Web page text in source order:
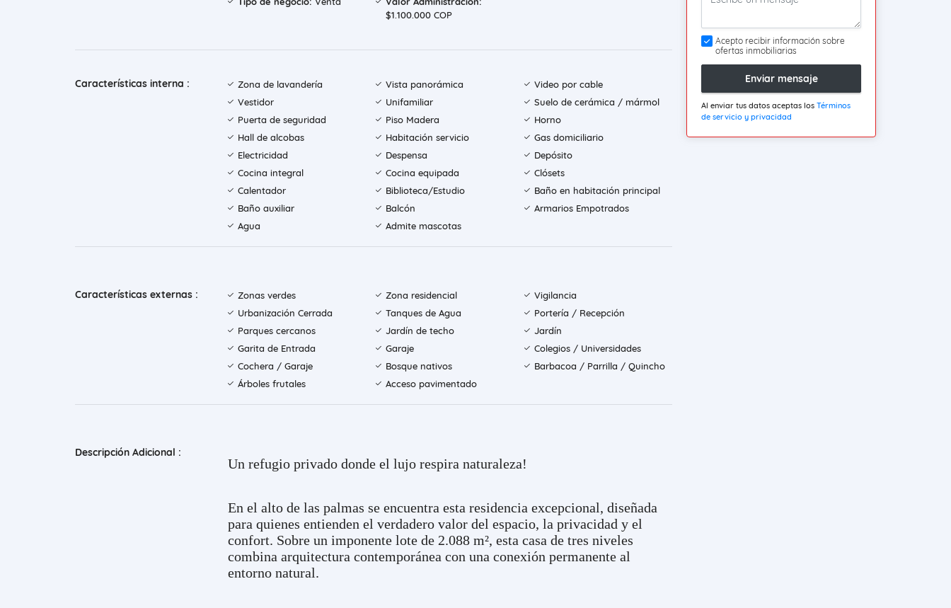
$1.100.000 COP
Características interna : Zona de lavandería Vista panorámica
Video por cable
Vestidor
Unifamiliar
Suelo de cerámica / mármol
Puerta de seguridad
Piso Madera
Horno
Hall de alcobas
Habitación servicio
Gas domiciliario
Electricidad
Despensa
Depósito
Cocina integral
Cocina equipada
Clósets
Calentador
Biblioteca/Estudio
Baño en habitación principal
Baño auxiliar
Balcón
Armarios Empotrados
Agua
Admite mascotas
Características externas : Zonas verdes Zona residencial
Vigilancia
Urbanización Cerrada
Tanques de Agua
Portería / Recepción
Parques cercanos
Jardín de techo
Jardín
Garita de Entrada
Garaje
Colegios / Universidades
Cochera / Garaje
Bosque nativos
Barbacoa / Parrilla / Quincho
Árboles frutales
Acceso pavimentado
Descripción Adicional :
Un refugio privado donde el lujo respira naturaleza!
En el alto de las palmas se encuentra esta residencia excepcional, diseñada
para quienes entienden el verdadero valor del espacio, la privacidad y el
confort. Sobre un imponente lote de 2.088 m², esta casa de tres niveles
combina arquitectura contemporánea con una conexión permanente al
entorno natural.
Acepto recibir información sobre
ofertas inmobiliarias
Enviar mensaje
Al enviar tus datos aceptas los Términos
de servicio y privacidad